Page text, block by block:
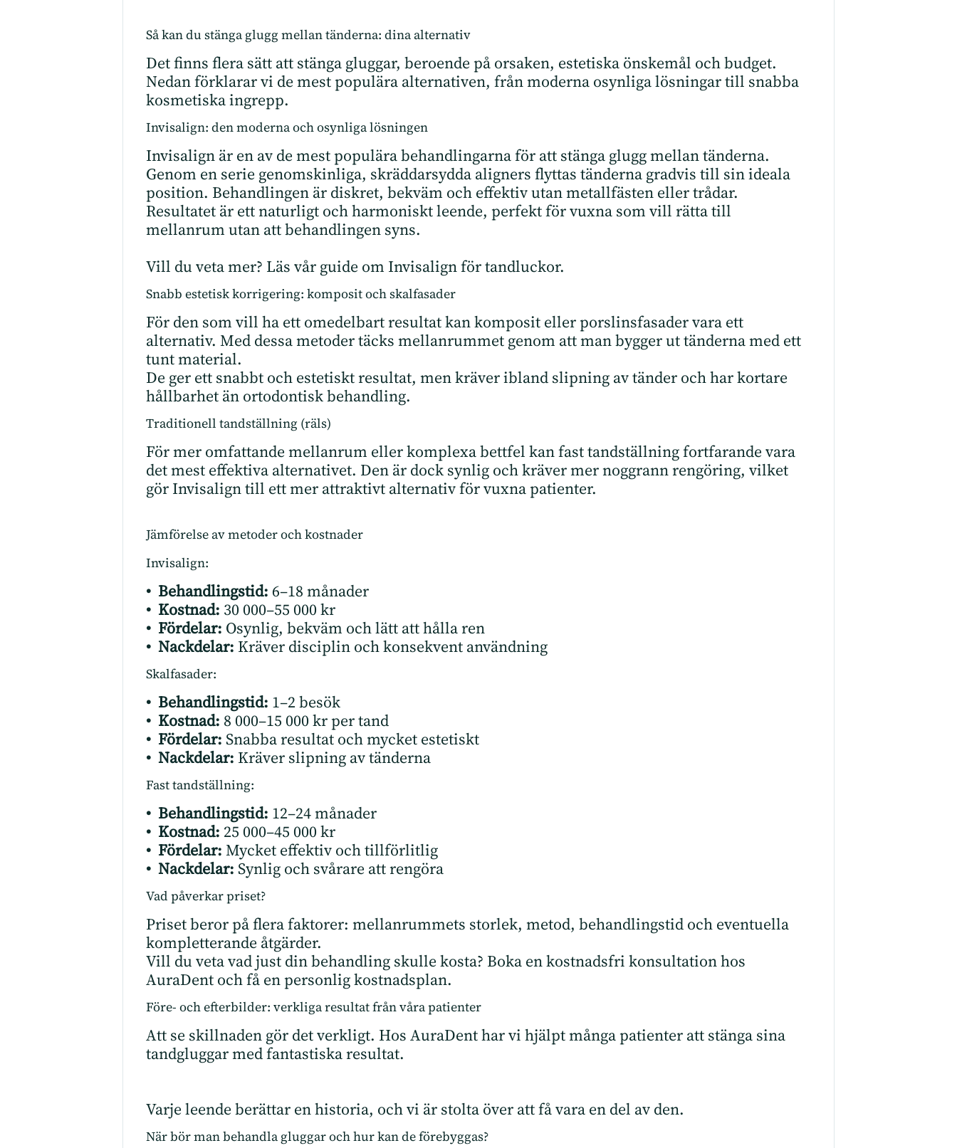
Så kan du stänga glugg mellan tänderna: dina alternativ
Det finns flera sätt att stänga gluggar, beroende på orsaken, estetiska önskemål och budget.
Nedan förklarar vi de mest populära alternativen, från moderna osynliga lösningar till snabba
kosmetiska ingrepp.
Invisalign: den moderna och osynliga lösningen
Invisalign är en av de mest populära behandlingarna för att stänga glugg mellan tänderna.
Genom en serie genomskinliga, skräddarsydda aligners flyttas tänderna gradvis till sin ideala
position. Behandlingen är diskret, bekväm och effektiv utan metallfästen eller trådar.
Resultatet är ett naturligt och harmoniskt leende, perfekt för vuxna som vill rätta till
mellanrum utan att behandlingen syns.
Vill du veta mer? Läs vår guide om Invisalign för tandluckor.
Snabb estetisk korrigering: komposit och skalfasader
För den som vill ha ett omedelbart resultat kan komposit eller porslinsfasader vara ett
alternativ. Med dessa metoder täcks mellanrummet genom att man bygger ut tänderna med ett
tunt material.
De ger ett snabbt och estetiskt resultat, men kräver ibland slipning av tänder och har kortare
hållbarhet än ortodontisk behandling.
Traditionell tandställning (räls)
För mer omfattande mellanrum eller komplexa bettfel kan fast tandställning fortfarande vara
det mest effektiva alternativet. Den är dock synlig och kräver mer noggrann rengöring, vilket
gör Invisalign till ett mer attraktivt alternativ för vuxna patienter.
Jämförelse av metoder och kostnader
Invisalign:
• Behandlingstid: 6–18 månader
• Kostnad: 30 000–55 000 kr
• Fördelar: Osynlig, bekväm och lätt att hålla ren
• Nackdelar: Kräver disciplin och konsekvent användning
Skalfasader:
• Behandlingstid: 1–2 besök
• Kostnad: 8 000–15 000 kr per tand
• Fördelar: Snabba resultat och mycket estetiskt
• Nackdelar: Kräver slipning av tänderna
Fast tandställning:
• Behandlingstid: 12–24 månader
• Kostnad: 25 000–45 000 kr
• Fördelar: Mycket effektiv och tillförlitlig
• Nackdelar: Synlig och svårare att rengöra
Vad påverkar priset?
Priset beror på flera faktorer: mellanrummets storlek, metod, behandlingstid och eventuella
kompletterande åtgärder.
Vill du veta vad just din behandling skulle kosta? Boka en kostnadsfri konsultation hos
AuraDent och få en personlig kostnadsplan.
Före- och efterbilder: verkliga resultat från våra patienter
Att se skillnaden gör det verkligt. Hos AuraDent har vi hjälpt många patienter att stänga sina
tandgluggar med fantastiska resultat.
Varje leende berättar en historia, och vi är stolta över att få vara en del av den.
När bör man behandla gluggar och hur kan de förebyggas?